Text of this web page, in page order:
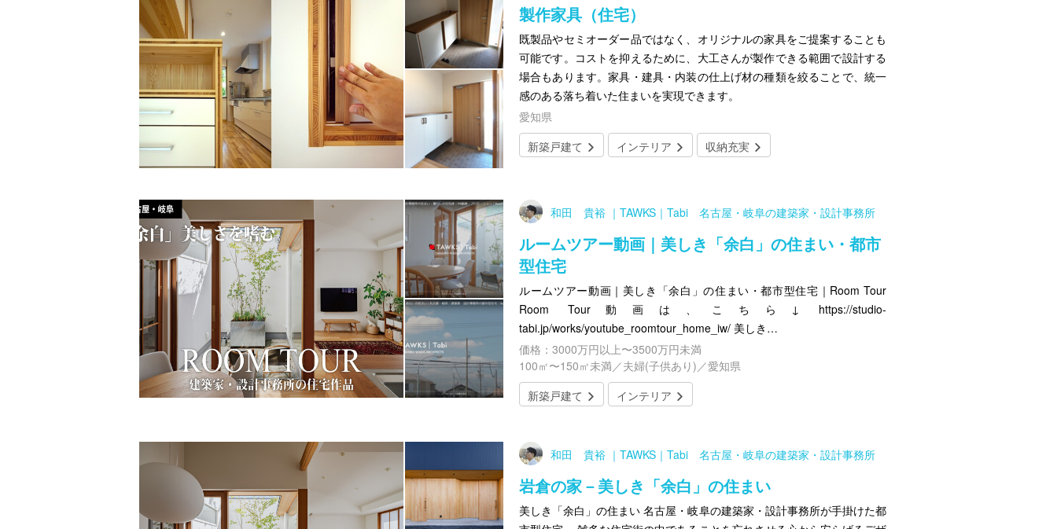
製作家具（住宅）
既製品やセミオーダー品ではなく、オリジナルの家具をご提案することも
可能です。コストを抑えるために、大工さんが製作できる範囲で設計する
場合もあります。家具・建具・内装の仕上げ材の種類を絞ることで、統一
感のある落ち着いた住まいを実現できます。
愛知県
新築戸建て
インテリア 収納充実
和田 貴裕 ｜TAWKS｜Tabi 名古屋・岐阜の建築家・設計事務所
ルームツアー動画｜美しき「余白」の住まい・都市
型住宅
ルームツアー動画｜美しき「余白」の住まい・都市型住宅｜Room Tour
Room Tour動画は、こちら↓ https://studio-
tabi.jp/works/youtube_roomtour_home_iw/ 美しき…
価格：3000万円以上〜3500万円未満
100㎡〜150㎡未満／夫婦(子供あり)／愛知県
新築戸建て
インテリア
和田 貴裕 ｜TAWKS｜Tabi 名古屋・岐阜の建築家・設計事務所
岩倉の家－美しき「余白」の住まい
美しき「余白」の住まい 名古屋・岐阜の建築家・設計事務所が手掛けた都